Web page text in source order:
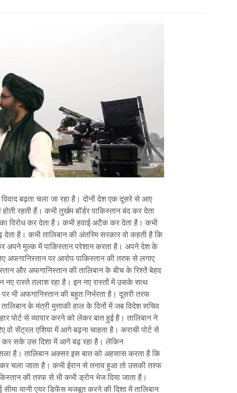
बढ़ता चला जा रहा है। दोनों देश एक दूसरे से आए
रहती हैं। कभी तुर्खम बॉर्डर पाकिस्तान बंद कर देता
विरोध कर देता है। कभी हवाई अटैक कर देता है। कभी
है। कभी तालिबान की अंतरिम सरकार वो कहती है कि
अपने मुल्क में पाकिस्तान परेशान करता है। अपने देश के
अफगानिस्तान पर आरोप पाकिस्तान की तरफ से लगाए
और अफगानिस्तान की तालिबान के बीच के रिश्तें बेहद
नए रास्ते तलाश रहा है। इन नए रास्तों में उसके साथ
पर भी अफगानिस्तान की बहुत निर्भरता है। दूसरी तरफ
के मंत्री मुत्ताकी हाल के दिनों में जब विदेश सचिव
पोर्ट से व्यापार करने को लेकर बात हुई है। तालिबान ने
वो सेंट्रल एशिया में आगे बढ़ना चाहता है। कराची पोर्ट से
कर सके उस दिशा में आगे बढ़ रहा है। लेकिन
है। तालिबान अक्सर इस बात को अहसास करता है कि
चला जाता है। कभी ईरान से तनाव हुआ तो उसकी तरफ
की तरफ से भी कभी ड्रोन भेज दिया जाता है।
सीमा यानी एयर डिफेंस मजबूत करने की दिशा में तालिबान